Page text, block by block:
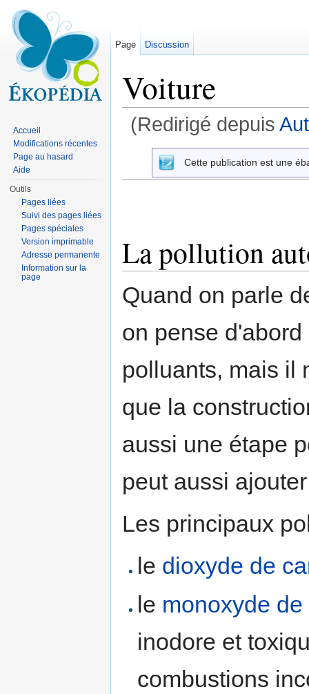
Voiture
(Redirigé depuis
Cette publication est une
La pollution
Quand on parle
on pense
polluants, mais il
que la
aussi une étape
peut aussi
Les principaux
le dioxyde de
le monoxyde
inodore et
combustions
Page Discussion
Accueil
Modifications récentes
Page au hasard
Aide
Outils
Pages liées
Suivi des pages liées
Pages spéciales
Version imprimable
Adresse permanente
Information sur la
page